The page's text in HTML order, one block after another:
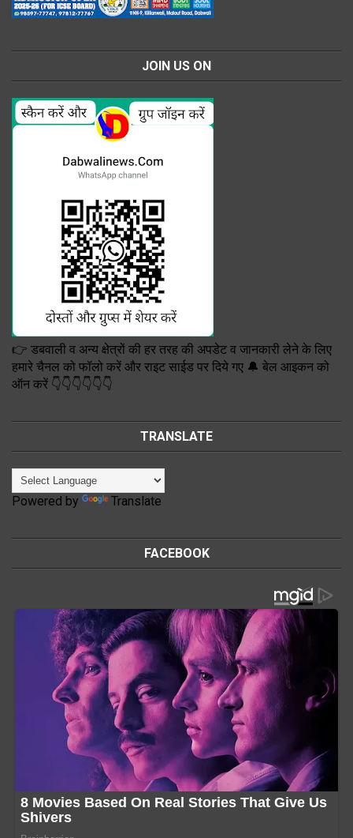
JOIN US ON
👉 डबवाली व अन्य क्षेत्रों की हर तरह की अपडेट व जानकारी लेने के लिए
हमारे चैनल को फॉलो करें और राइट साईड पर दिये गए 🔔 बेल आइकन को
ऑन करें 👇👇👇👇👇👇
TRANSLATE
Powered by Translate
FACEBOOK